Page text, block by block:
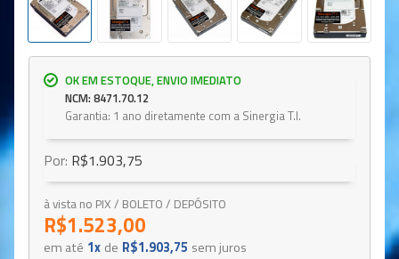
OK EM ESTOQUE, ENVIO IMEDIATO
NCM: 8471.70.12
Garantia: 1 ano diretamente com a Sinergia T.I.
Por: R$1.903,75
à vista no PIX / BOLETO / DEPÓSITO
R$1.523,00
em até 1x de R$1.903,75 sem juros